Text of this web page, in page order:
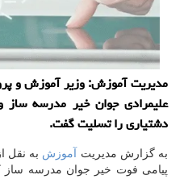
مدیریت آموزش: وزیر آموزش و
علیمرادی جوان خیر مدرسه
دشتیاری را تسلیت گفت.
به گزارش مدیریت آموزش به نقل
پیامی فوت خیر جوان مدرسه ساز